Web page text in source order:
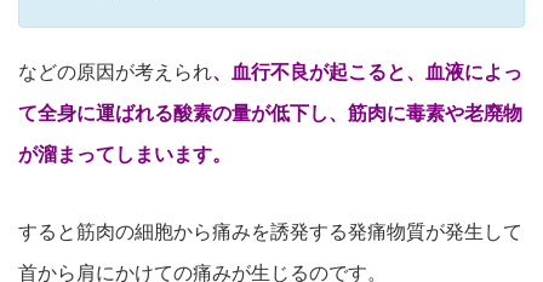
などの原因が考えられ、 血行不良が起こると、
血液によっ
て全身に運ばれる酸素の量が低下し、 筋肉に毒素や老廃物
が溜まってしまいます。
すると筋肉の細胞から痛みを誘発する発痛物質が発生して
首から肩にかけての痛みが生じるのです。